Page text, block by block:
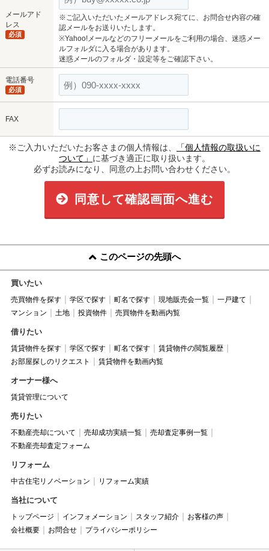
メールアド
レス
必須
※ご記入いただいたメールアドレス宛てに、お問合せ内容の確
認メールをお送りいたします。
※Yahoo!メールなどのフリーメールをご利用の場合、迷惑メー
ルフォルダに入る場合があります。
迷惑メールのフォルダ・設定等をご確認下さい。
電話番号
必須
FAX
※ご入力いただいたお客さまの個人情報は、
「個人情報の取扱いに
ついて」 に基づき適正に取り扱います。
必ずお読みになり、同意の上お問い合わせください。
同意して確認画面へ進む
このページの先頭へ
買いたい
売買物件を探す 学区で探す 町名で探す 現地販売会一覧
一戸建て
マンション
土地 投資物件 売買物件を動画内覧
借りたい
賃貸物件を探す 学区で探す 町名で探す
賃貸物件の閲覧履歴
お部屋探しのリクエスト
賃貸物件を動画内覧
オーナー様へ
賃貸管理について
売りたい
不動産売却について 売却成功実績一覧
売却査定事例一覧
不動産売却査定フォーム
リフォーム
中古住宅リノベーション リフォーム実績
当社について
トップページ インフォメーション スタッフ紹介
お客様の声
会社概要
お問合せ プライバシーポリシー